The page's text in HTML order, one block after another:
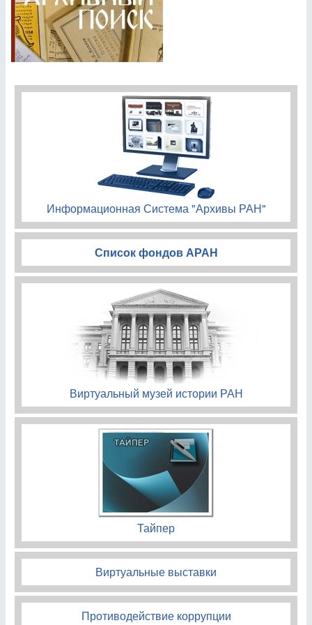
Информационная Система "Архивы РАН"
Список фондов АРАН
Виртуальный музей истории РАН
Тайпер
Виртуальные выставки
Противодействие коррупции